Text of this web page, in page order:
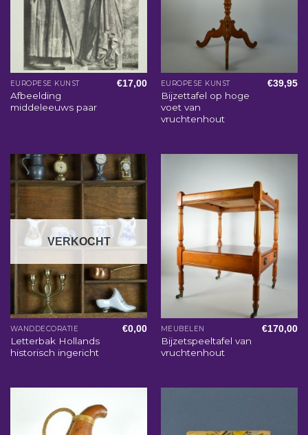
EUROPESE KUNST
Afbeelding
middeleeuws paar
€17,00 EUROPESE KUNST
Bijzettafel op hoge
voet van
vruchtenhout
€39,95
VERKOCHT
WANDDECORATIE
Letterbak Hollands
historisch ingericht
€0,00 MEUBELEN
Bijzetspeeltafel van
vruchtenhout
€170,00